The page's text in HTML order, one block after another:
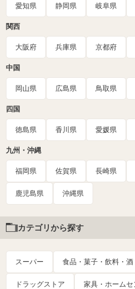
愛知県 静岡県 岐阜県
関西
大阪府 兵庫県 京都府
中国
岡山県 広島県 鳥取県
四国
徳島県 香川県 愛媛県
九州・沖縄
福岡県 佐賀県 長崎県
鹿児島県 沖縄県
カテゴリから探す
スーパー 食品・菓子・飲料・
ドラッグストア 家具・ホームセ